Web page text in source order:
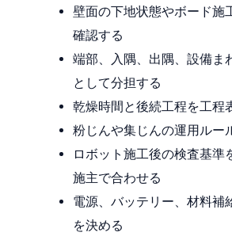
壁面の下地状態やボード施
確認する
端部、入隅、出隅、設備ま
として分担する
乾燥時間と後続工程を工程
粉じんや集じんの運用ルー
ロボット施工後の検査基準
施主で合わせる
電源、バッテリー、材料補
を決める